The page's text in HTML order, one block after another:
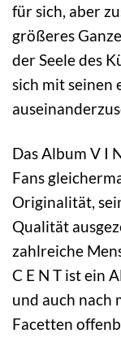
für sich, aber
größeres
der Seele des
sich mit seinen
Das Album V I
Fans
Originalität,
Qualität
zahlreiche
C E N T ist ein
und auch nach
Facetten